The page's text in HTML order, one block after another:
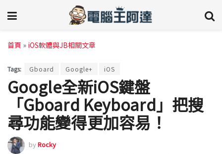
首頁 » iOS軟體與JB相關文章
Tags: Gboard Google+ iOS
Google全新iOS鍵盤
「Gboard Keyboard」把搜
尋功能變得更加容易！
byRocky